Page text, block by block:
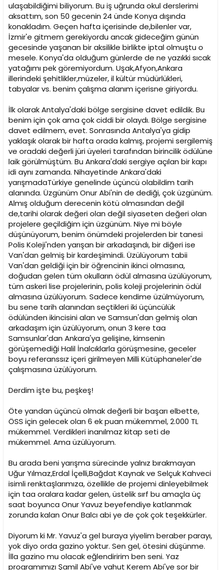
ulaşabildiğimi biliyorum. Bu iş uğrunda okul derslerimi
aksattım, son 50 gecenin 24 ünde Konya dışında
konakladım. Geçen hafta içerisinde de,bilenler var,
İzmir'e gitmem gerekiyordu ancak gideceğim günün
gecesinde yaşanan bir aksilikle birlikte iptal olmuştu o
mesele. Konya'da olduğum günlerde de ne yazıkki sıcak
yatağımı pek göremiyordum. Uşak,Afyon,Ankara
illerindeki şehitlikler,müzeler, il kültür müdürlükleri,
tabyalar vs. benim çalışma alanım içerisne giriyordu.
İlk olarak Antalya'daki bölge sergisine davet edildik. Bu
benim için çok ama çok ciddi bir olaydı. Bölge sergisine
davet edilmem, evet. Sonrasında Antalya'ya gidip
yaklaşık olarak bir hafta orada kalmış, projemi sergilemiş
ve oradaki değerli jüri üyeleri tarafından birincilik ödülüne
laik görülmüştüm. Bu Ankara'daki sergiye açılan bir kapı
idi aynı zamanda. Nihayetinde Ankara'daki
yarışmadaTürkiye genelinde üçüncü olabildim tarih
alanında. Üzgünüm Onur Abi'nin de dediği, çok üzgünüm.
Almış olduğum derecenin kötü olmasından değil
de,tarihi olarak değeri olan değil siyaseten değeri olan
projelere geçildiğim için üzgünüm. Niye mi böyle
düşünüyorum, benim önümdeki projelerden bir tanesi
Polis Koleji'nden yarışan bir arkadaşındı, bir diğeri ise
Van'dan gelmiş bir kardeşimindi. Üzülüyorum tabii
Van'dan geldiği için bir öğrencinin ikinci olmasına,
doğudan gelen tüm okulların ödül almasına üzülüyorum,
tüm askeri lise projelerinin, polis koleji projelerinin ödül
almasına üzülüyorum. Sadece kendime üzülmüyorum,
bu sene tarih alanından seçtikleri iki üçüncülük
ödülünden ikincisini alan ve Samsun'dan gelmiş olan
arkadaşım için üzülüyorum, onun 3 kere taa
Samsunlar'dan Ankara'ya gelişine, kimsenin
görüşemediği Halil İnalcıklarla görüşmesine, geceler
boyu referanssız içeri girilmeyen Milli Kütüphaneler'de
çalışmasına üzülüyorum.
Derdim işte bu, peşkeş!
Öte yandan üçüncü olmak değerli bir başarı elbette,
ÖSS için gelecek olan 6 ek puan mükemmel, 2.000 TL
mükemmel. Verdikleri inanılmaz kitap seti de
mükemmel. Ama üzülüyorum.
Bu arada beni yarışma sürecinde yalnız bırakmayan
Uğur Yılmaz,Erdal İçelli,Bağdat Kaynak ve Selçuk Kahveci
isimli renktaşlarımıza, özellikle de projemi dinleyebilmek
için taa oralara kadar gelen, üstelik sırf bu amaçla üç
saat boyunca Onur Yavuz beyefendiye katlanmak
zorunda kalan Onur Balcı abi ye de çok çok teşekkürler.
Diyorum ki Mr. Yavuz'a gel buraya yiyelim beraber parayı,
yok diyo orda gazino yoktur. Sen gel, ötesini düşünme.
İlla gazino mu olacak eğlendiririm ben seni. Yaz
programımızı Şamil Abi'ye yahut Kerem Abi'ye sor bir